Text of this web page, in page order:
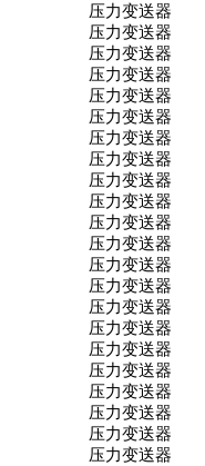
压力变送器
压力变送器
压力变送器
压力变送器
压力变送器
压力变送器
压力变送器
压力变送器
压力变送器
压力变送器
压力变送器
压力变送器
压力变送器
压力变送器
压力变送器
压力变送器
压力变送器
压力变送器
压力变送器
压力变送器
压力变送器
压力变送器